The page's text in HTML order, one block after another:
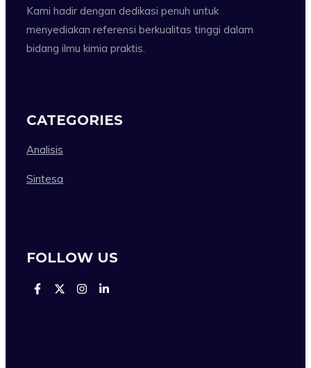
Kami hadir dengan dedikasi penuh untuk
menyediakan referensi berkualitas tinggi dalam
bidang ilmu kimia praktis.
CATEGORIES
Analisis
Sintesa
FOLLOW US